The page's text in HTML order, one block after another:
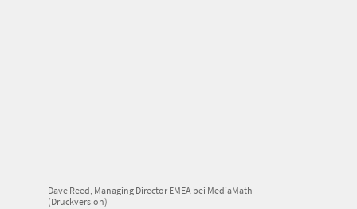
Dave Reed, Managing Director EMEA bei MediaMath
(Druckversion)